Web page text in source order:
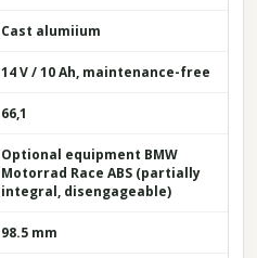
Cast alumiium
14 V / 10 Ah, maintenance-free
66,1
Optional equipment BMW
Motorrad Race ABS (partially
integral, disengageable)
98.5 mm